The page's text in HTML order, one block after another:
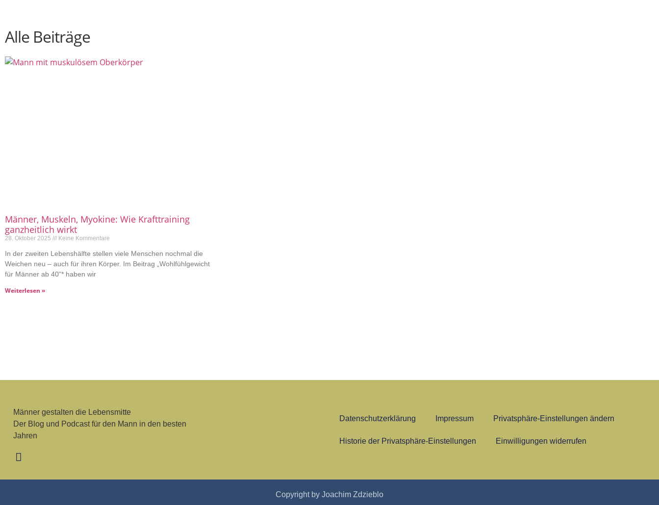
Alle Beiträge
Männer, Muskeln, Myokine: Wie Krafttraining
ganzheitlich wirkt
28. Oktober 2025 Keine Kommentare
In der zweiten Lebenshälfte stellen viele Menschen nochmal die
Weichen neu – auch für ihren Körper. Im Beitrag „Wohlfühlgewicht
für Männer ab 40“* haben wir
Weiterlesen »
Männer gestalten die Lebensmitte
Der Blog und Podcast für den Mann in den besten
Jahren
Datenschutzerklärung Impressum Privatsphäre-Einstellungen ändern
Historie der Privatsphäre-Einstellungen Einwilligungen widerrufen
Copyright by Joachim Zdzieblo